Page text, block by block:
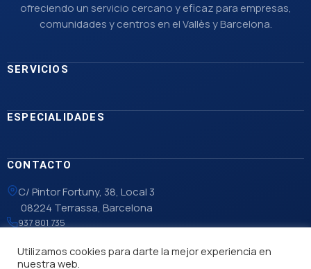
ofreciendo un servicio cercano y eficaz para empresas,
comunidades y centros en el Vallès y Barcelona.
SERVICIOS
ESPECIALIDADES
CONTACTO
C/ Pintor Fortuny, 38, Local 3
08224 Terrassa, Barcelona
937 801 735
Utilizamos cookies para darte la mejor experiencia en
nuestra web.